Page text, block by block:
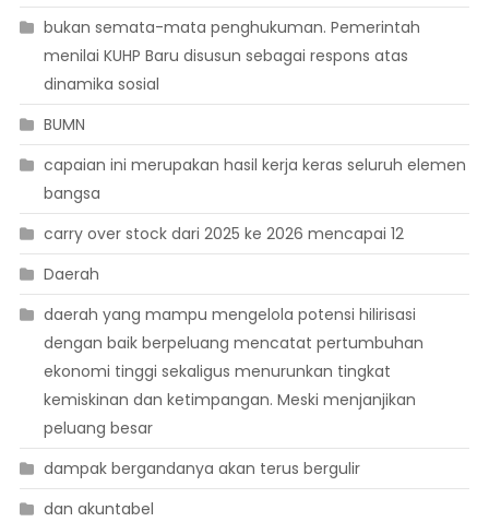
bukan semata-mata penghukuman. Pemerintah
menilai KUHP Baru disusun sebagai respons atas
dinamika sosial
BUMN
capaian ini merupakan hasil kerja keras seluruh elemen
bangsa
carry over stock dari 2025 ke 2026 mencapai 12
Daerah
daerah yang mampu mengelola potensi hilirisasi
dengan baik berpeluang mencatat pertumbuhan
ekonomi tinggi sekaligus menurunkan tingkat
kemiskinan dan ketimpangan. Meski menjanjikan
peluang besar
dampak bergandanya akan terus bergulir
dan akuntabel